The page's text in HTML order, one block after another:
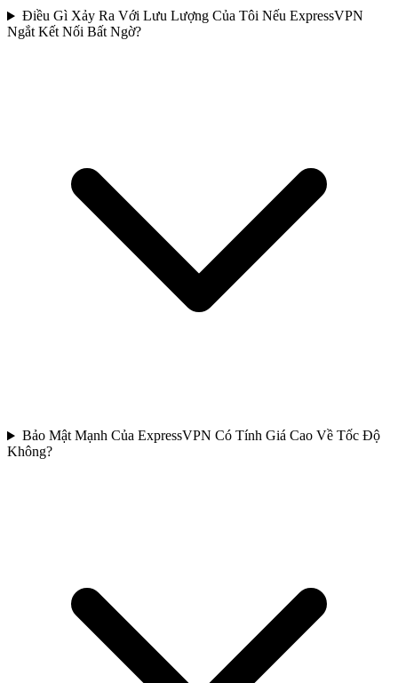
Điều Gì Xảy Ra Với Lưu Lượng Của Tôi Nếu ExpressVPN
Ngắt Kết Nối Bất Ngờ?
Bảo Mật Mạnh Của ExpressVPN Có Tính Giá Cao Về Tốc Độ
Không?